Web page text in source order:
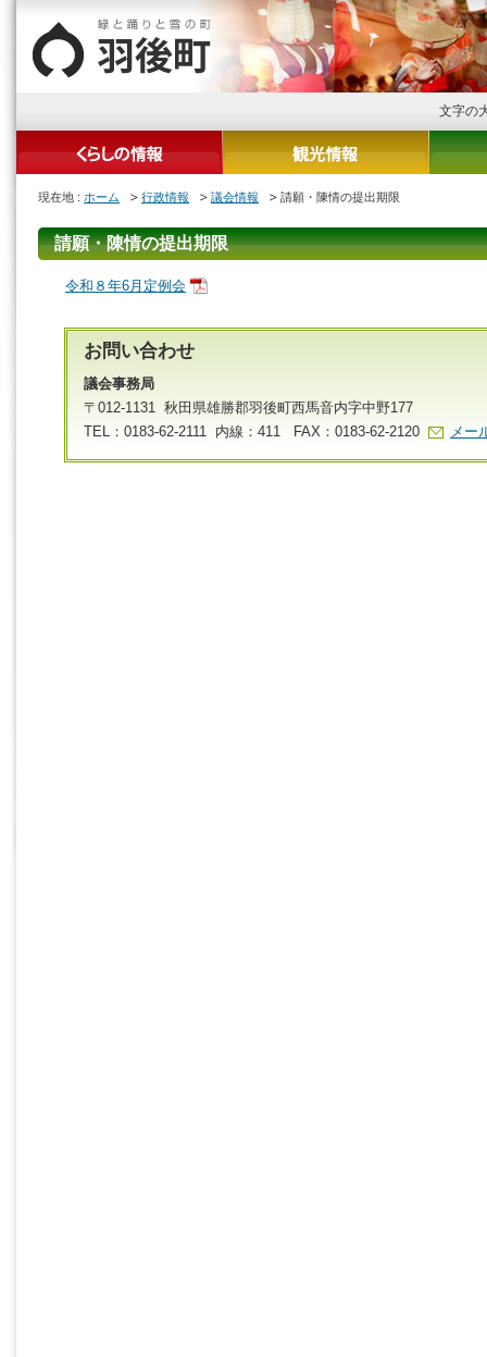
文字の
現在地 : ホーム 行政情報 議会情報 請願・陳情の提出期限
請願・陳情の提出期限
令和８年6月定例会
お問い合わせ
議会事務局
〒012-1131 秋田県雄勝郡羽後町西馬音内字中野177
TEL：0183-62-2111 内線：411 FAX：0183-62-2120
メー